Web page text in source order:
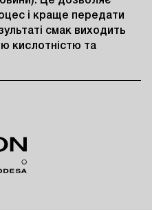
і краще передати
смак виходить
кислотністю та